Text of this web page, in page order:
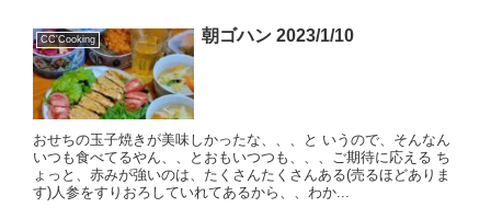
CC'Cooking 朝ゴハン 2023/1/10
おせちの玉子焼きが美味しかったな、、、と いうので、そんなん
いつも食べてるやん、、とおもいつつも、、、ご期待に応える ち
ょっと、赤みが強いのは、たくさんたくさんある(売るほどありま
す)人参をすりおろしていれてあるから、、わか...